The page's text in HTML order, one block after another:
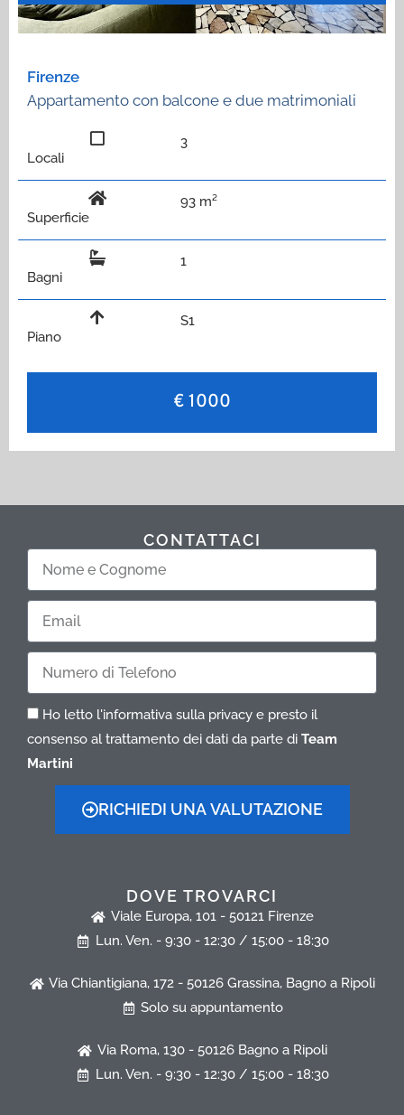
Firenze
Appartamento con balcone e due matrimoniali
Locali
3
Superficie
93 m²
Bagni
1
Piano
S1
€ 1000
CONTATTACI
e
Cognome
Ho letto l'informativa sulla privacy e presto il
consenso al trattamento dei dati da parte di Team
Martini
RICHIEDI UNA VALUTAZIONE
DOVE TROVARCI
Viale Europa, 101 - 50121 Firenze
Lun. Ven. - 9:30 - 12:30 / 15:00 - 18:30
Via Chiantigiana, 172 - 50126 Grassina, Bagno a Ripoli
Solo su appuntamento
Via Roma, 130 - 50126 Bagno a Ripoli
Lun. Ven. - 9:30 - 12:30 / 15:00 - 18:30